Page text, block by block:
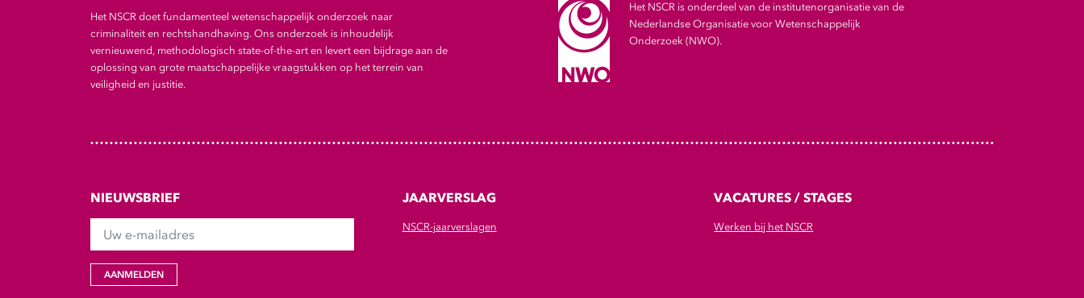
Het NSCR doet fundamenteel wetenschappelijk onderzoek naar
criminaliteit en rechtshandhaving. Ons onderzoek is inhoudelijk
vernieuwend, methodologisch state-of-the-art en levert een bijdrage aan de
oplossing van grote maatschappelijke vraagstukken op het terrein van
veiligheid en justitie.
Het NSCR is onderdeel van de institutenorganisatie van de
Nederlandse Organisatie voor Wetenschappelijk
Onderzoek (NWO).
NIEUWSBRIEF
AANMELDEN
JAARVERSLAG
NSCR-jaarverslagen
VACATURES / STAGES
Werken bij het NSCR